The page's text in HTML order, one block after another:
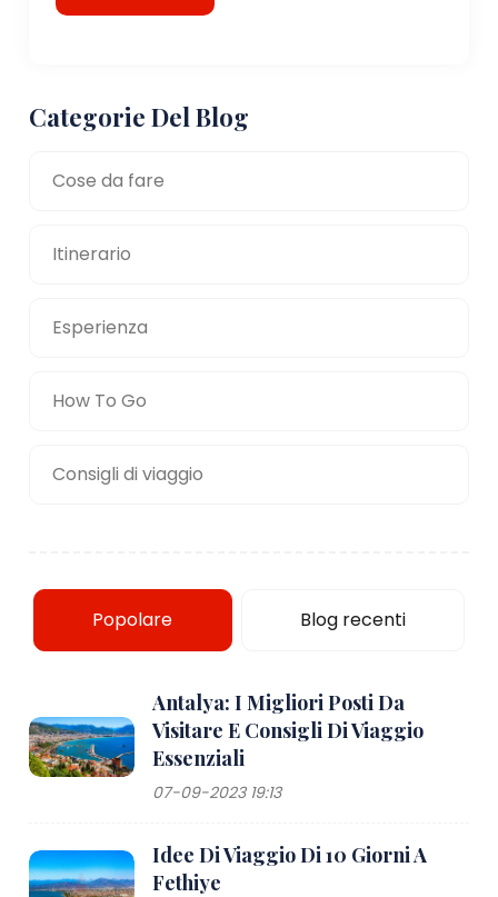
Categorie Del Blog
Cose da fare
Itinerario
Esperienza
How To Go
Consigli di viaggio
Popolare Blog recenti
Antalya: I Migliori Posti Da
Visitare E Consigli Di Viaggio
Essenziali
07-09-2023 19:13
Idee Di Viaggio Di 10 Giorni A
Fethiye